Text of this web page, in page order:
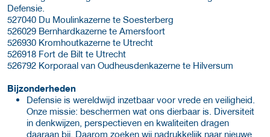
Defensie.
527040 Du Moulinkazerne te Soesterberg
526029 Bernhardkazerne te Amersfoort
526930 Kromhoutkazerne te Utrecht
526918 Fort de Bilt te Utrecht
526792 Korporaal van Oudheusdenkazerne te Hilversum
Bijzonderheden
Defensie is wereldwijd inzetbaar voor vrede en veiligheid.
Onze missie: beschermen wat ons dierbaar is. Diversiteit
in denkwijzen, perspectieven en kwaliteiten dragen
daaraan bij. Daarom zoeken wij nadrukkelijk naar nieuwe